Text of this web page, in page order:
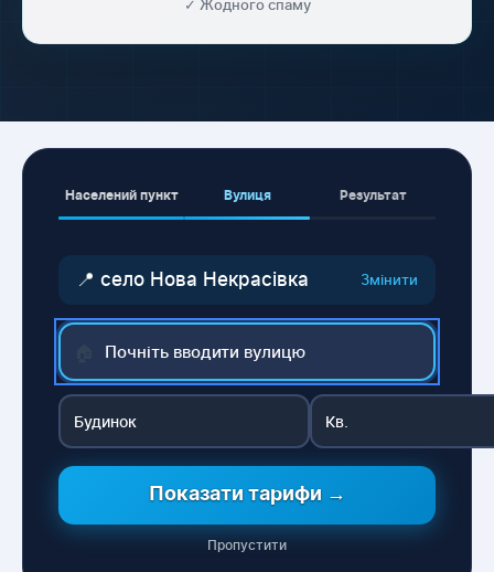
✓ Жодного спаму
Населений пункт Вулиця Результат
📍 село Нова Некрасівка Змінити
Показати тарифи →
Пропустити